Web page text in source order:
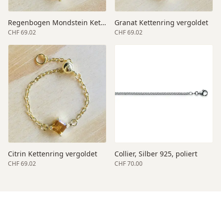
Regenbogen Mondstein Kettenring vergoldet
CHF 69.02
Granat Kettenring vergoldet
CHF 69.02
Citrin Kettenring vergoldet
CHF 69.02
Collier, Silber 925, poliert
CHF 70.00